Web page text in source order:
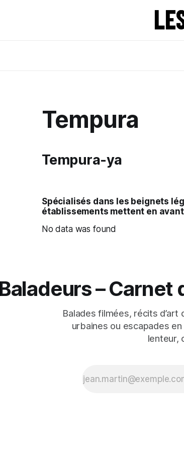
Tempura
Tempura-ya
Spécialisés dans les beignets
établissements mettent en
No data was found
–
Balades filmées, récits
urbaines ou escapades
lenteur,